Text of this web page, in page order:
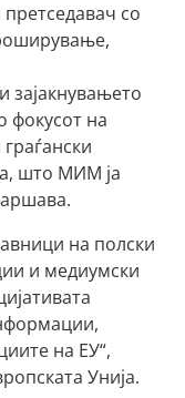
со
зајакнувањето
фокусот на
што МИМ ја
на полски
и медиумски
на ЕУ“,
Унија.